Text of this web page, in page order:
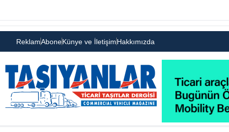
ReklamAboneKünye ve İletişimHakkımızda